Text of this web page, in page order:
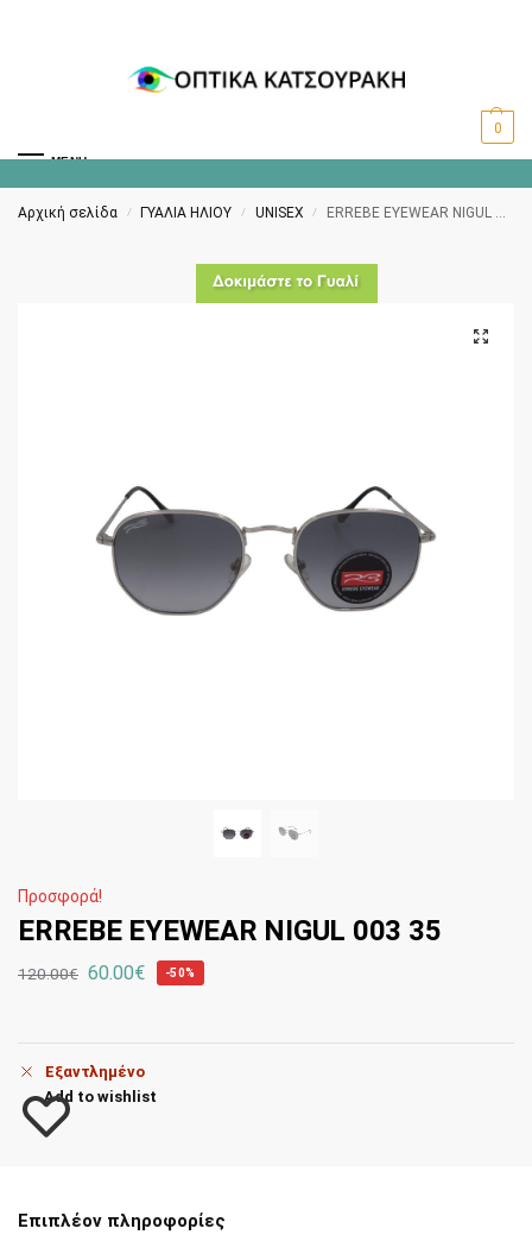
MENU
0
Αρχική σελίδα / ΓΥΑΛΙΑ ΗΛΙΟΥ / UNISEX / ERREBE EYEWEAR NIGUL 003 35
Προσφορά!
ERREBE EYEWEAR NIGUL 003 35
120.00€ 60.00€ -50%
Εξαντλημένο
Add to wishlist
Επιπλέον πληροφορίες